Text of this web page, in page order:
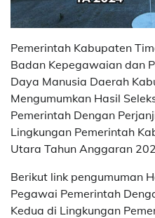
Pemerintah Kabupaten
Badan Kepegawaian dan
Daya Manusia Daerah
Mengumumkan Hasil
Pemerintah Dengan
Lingkungan Pemerintah
Utara Tahun Anggaran
Berikut link pengumuman
Pegawai Pemerintah
Kedua di Lingkungan